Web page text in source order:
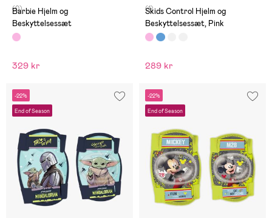
(0)
Barbie Hjelm og
Beskyttelsessæt
329 kr
(1)
Skids Control Hjelm og
Beskyttelsessæt, Pink
289 kr
-22%
End of Season
-22%
End of Season